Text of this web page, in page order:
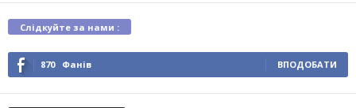
Слідкуйте за нами :
870 Фанів ВПОДОБАТИ